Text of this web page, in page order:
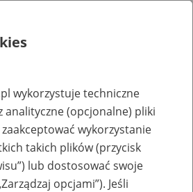
lub
zakładów pracy
wykorzystuje techniczne
analityczne (opcjonalne) pliki
wykorzystanie
takich plików (przycisk
lub dostosować swoje
opcjami”). Jeśli